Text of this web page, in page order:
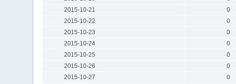
2015-10-21
0
2015-10-22
0
2015-10-23
0
2015-10-24
0
2015-10-25
0
2015-10-26
0
2015-10-27
0